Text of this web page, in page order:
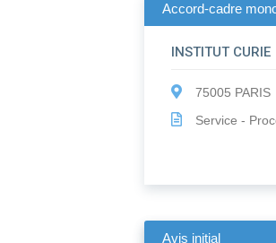
Accord-cadre
INSTITUT CURIE
75005 PARIS
Service -
Avis initial